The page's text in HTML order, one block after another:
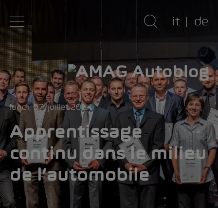
it de
lundi, 07. juillet 2014
Apprentissage
continu dans le milieu
de l’automobile